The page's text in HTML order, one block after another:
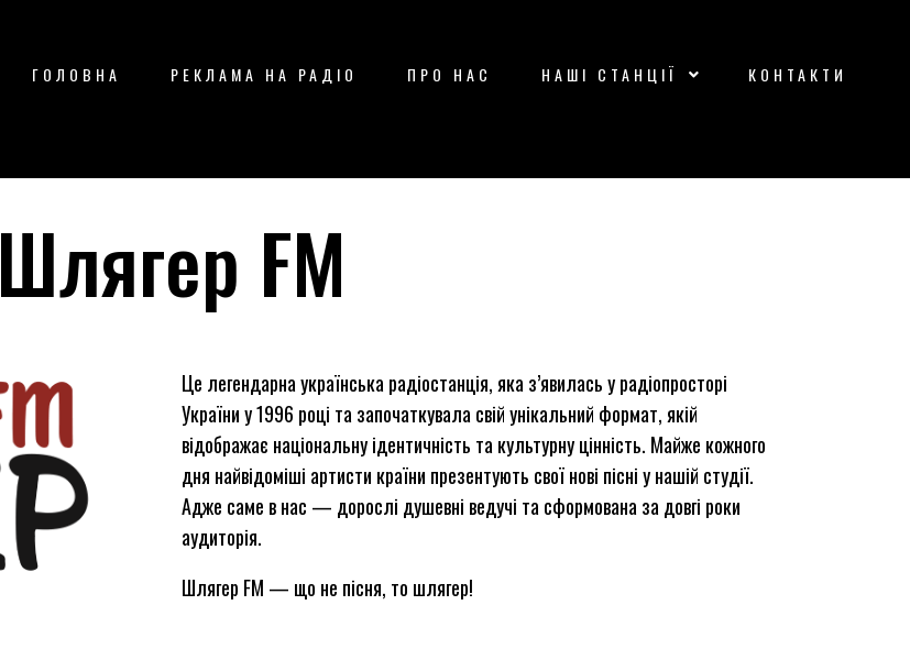
ГОЛОВНА РЕКЛАМА НА РАДІО ПРО НАС НАШІ СТАНЦІЇ КОНТАКТИ
Шлягер FM
Це легендарна українська радіостанція, яка з’явилась у радіопросторі
України у 1996 році та започаткувала свій унікальний формат, якій
відображає національну ідентичність та культурну цінність. Майже кожного
дня найвідоміші артисти країни презентують свої нові пісні у нашій студії.
Адже саме в нас — дорослі душевні ведучі та сформована за довгі роки
аудиторія.
Шлягер FM — що не пісня, то шлягер!